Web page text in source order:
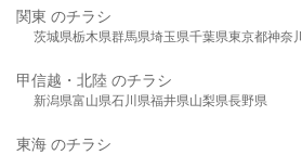
関東 のチラシ
茨城県栃木県群馬県埼玉県千葉県東京都神奈
甲信越・北陸 のチラシ
新潟県富山県石川県福井県山梨県長野県
東海 のチラシ